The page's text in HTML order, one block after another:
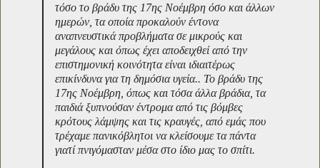
τόσο το βράδυ της 17ης Νοέμβρη όσο και άλλων
ημερών, τα οποία προκαλούν έντονα
αναπνευστικά προβλήματα σε μικρούς και
μεγάλους και όπως έχει αποδειχθεί από την
επιστημονική κοινότητα είναι ιδιαιτέρως
επικίνδυνα για τη δημόσια υγεία.. Το βράδυ της
17ης Νοέμβρη, όπως και τόσα άλλα βράδια, τα
παιδιά ξυπνούσαν έντρομα από τις βόμβες
κρότους λάμψης και τις κραυγές, από εμάς που
τρέχαμε πανικόβλητοι να κλείσουμε τα πάντα
γιατί πνιγόμασταν μέσα στο ίδιο μας το σπίτι.